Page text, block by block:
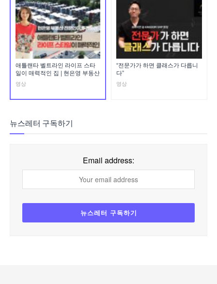
애틀랜타 벨트라인 라이프 스타
일이 매력적인 집 | 현은영 부동산
영상
“전문가가 하면 클래스가 다릅니
다”
영상
뉴스레터 구독하기
Email address: